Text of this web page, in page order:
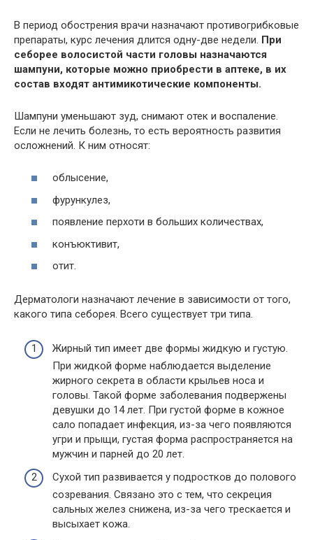
В период обострения врачи назначают противогрибковые
препараты, курс лечения длится одну-две недели. При
себорее волосистой части головы назначаются
шампуни, которые можно приобрести в аптеке, в их
состав входят антимикотические компоненты.
Шампуни уменьшают зуд, снимают отек и воспаление.
Если не лечить болезнь, то есть вероятность развития
осложнений. К ним относят:
облысение,
фурункулез,
появление перхоти в больших количествах,
конъюктивит,
отит.
Дерматологи назначают лечение в зависимости от того,
какого типа себорея. Всего существует три типа.
Жирный тип имеет две формы жидкую и густую.
При жидкой форме наблюдается выделение
жирного секрета в области крыльев носа и
головы. Такой форме заболевания подвержены
девушки до 14 лет. При густой форме в кожное
сало попадает инфекция, из-за чего появляются
угри и прыщи, густая форма распространяется на
мужчин и парней до 20 лет.
Сухой тип развивается у подростков до полового
созревания. Связано это с тем, что секреция
сальных желез снижена, из-за чего трескается и
высыхает кожа.